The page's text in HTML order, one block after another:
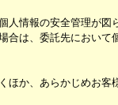
情報の安全管理が
は、委託先におい
か、あらかじめお